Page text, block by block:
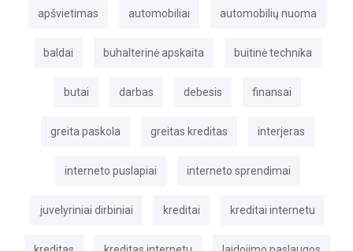
apšvietimas automobiliai automobilių nuoma
baldai buhalterinė apskaita buitinė technika
butai darbas debesis finansai
greita paskola greitas kreditas interjeras
interneto puslapiai interneto sprendimai
juvelyriniai dirbiniai kreditai kreditai internetu